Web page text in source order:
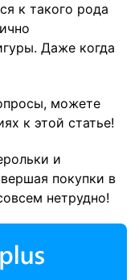
к такого рода
Даже когда
можете
к этой статье!
и
покупки в
нетрудно!